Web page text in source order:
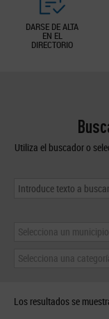
DARSE DE ALTA
EN EL
DIRECTORIO
Utiliza el buscador o
Selecciona un municipio
Selecciona una
Los resultados se